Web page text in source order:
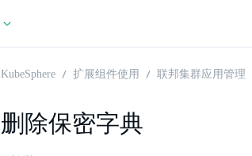
KubeSphere 扩展组件使用 联邦集群应用管理
删除保密字典